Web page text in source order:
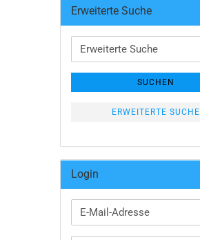
Erweiterte Suche
Suche
SUCHEN
ERWEITERTE SUCHE
Login
E-
Mail-